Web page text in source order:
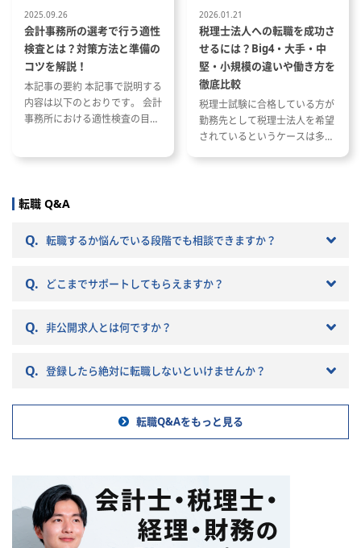
決算、
、返済、
ツ等の管
セットマ
、配
ット取
契
資料に
制の整
業務標準
フォー
ェックリ
財務機能
の改善提
2025.09.26
会計事務所の選考で行う適性
検査とは？対策方法と準備の
コツを解説！
本記事の要約 本記事で説明する
内容は以下のとおりです。 会計
事務所における適性検査の目的
2026.01.21
税理士法人への転職を成功さ
せるには？Big4・大手・中
堅・小規模の違いや働き方を
徹底比較
税理士試験に合格している方が
勤務先として税理士法人を希望
されているというケースは多い
ャリアプランに応じて自分に合
った税理士法人を選ぶことが非
税理士法人を選ぶとこんな筈で
税理士法人の特徴や税理士法人
さい。
転職 Q&A
Q. 転職するか悩んでいる段階でも相談できますか？
Q. どこまでサポートしてもらえますか？
Q. 非公開求人とは何ですか？
Q. 登録したら絶対に転職しないといけませんか？
転職Q&Aをもっと見る